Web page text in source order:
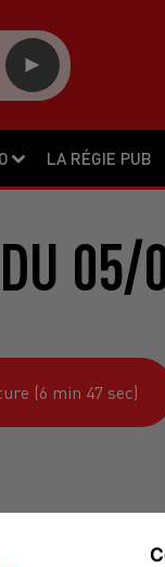
LA RÉGIE PUB
(6 min 47 sec)